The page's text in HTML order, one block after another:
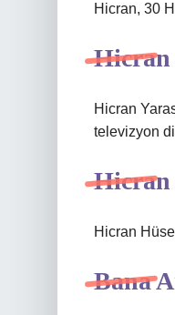
Hicran, 30
Hicran
Hicran
televizyon
Hicran
Hicran
Bana